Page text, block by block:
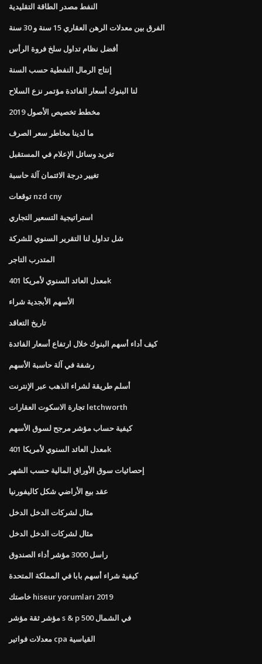
النفط مصدر الطاقة التقليدية
الفرق بين معدلات الرهن العقاري 15 سنة و 30 سنة
أفضل نظام تداول سلخ فروة الرأس
إنتاج الرمال النفطية حسب السنة
لنا البنوك أسعار الفائدة مؤتمر نزع السلاح
مخطط تخصيص الأصول 2019
ما لدينا مخاطر سعر الصرف
تغريد وسائل الإعلام في المستقبل
تغيير درجة الائتمان آلة حاسبة
توقعات nzd cny
استراتيجية التسعير التجاري
شل تداول لنا التقرير السنوي للشركة
المتدرب التاجر
معدل العائد السنوي لأمريكا 401k
الأسهم الأبجدية شراء
تاريخ التعاقد
كيف أداء أسهم البنوك خلال ارتفاع أسعار الفائدة
رشفة في آلة حاسبة الأسهم
أسلم طريقة لشراء الذهب عبر الإنترنت
تجارة الاسكوت العقارات letchworth
كيفية حساب مؤشر مرجح لسوق الأسهم
معدل العائد السنوي لأمريكا 401k
إحصائيات سوق الأوراق المالية حسب الشهر
عقد بيع الأراضي شكل كاليفورنيا
مثال لشركات الدخل الدخل
مثال لشركات الدخل الدخل
راسل 3000 مؤشر أداء الصندوق
كيفية شراء أسهم بابا في المملكة المتحدة
خاصتك hiseur yorumları 2019
مؤشر ثقة مؤشر s & p 500 في الشمال
معدلات فواتير cpa القياسية